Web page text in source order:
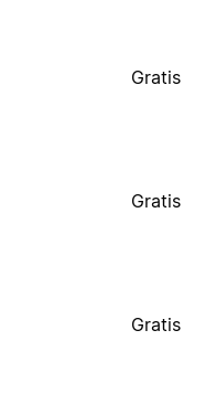
Gratis
Gratis
Gratis